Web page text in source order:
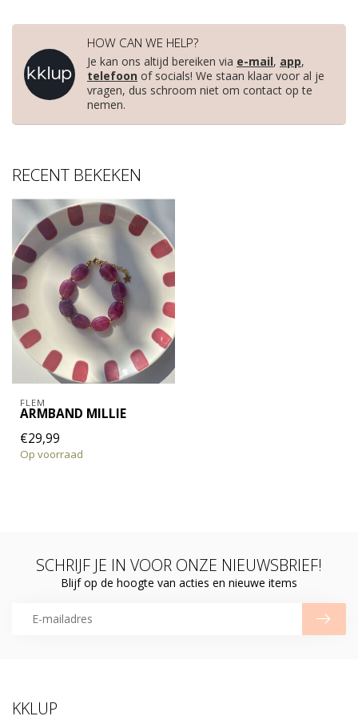
HOW CAN WE HELP?
Je kan ons altijd bereiken via e-mail, app,
telefoon of socials! We staan klaar voor al je
vragen, dus schroom niet om contact op te
nemen.
RECENT BEKEKEN
FLEM
ARMBAND MILLIE
€29,99
Op voorraad
SCHRIJF JE IN VOOR ONZE NIEUWSBRIEF!
Blijf op de hoogte van acties en nieuwe items
KKLUP